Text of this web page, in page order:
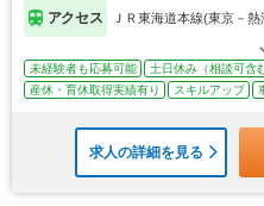
アクセス ＪＲ東海道本線(東京－
未経験者も応募可能 土日休み（相談可含
産休・育休取得実績有り
スキルアップ
求人の詳細を見る